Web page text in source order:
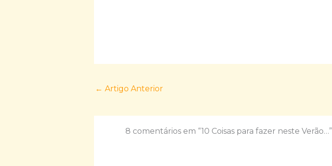
← Artigo Anterior
8 comentários em “10 Coisas para fazer neste Verão…”